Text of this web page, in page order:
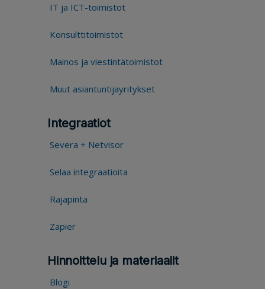
IT ja ICT-toimistot
Konsulttitoimistot
Mainos ja viestintätoimistot
Muut asiantuntijayritykset
Integraatiot
Severa + Netvisor
Selaa integraatioita
Rajapinta
Zapier
Hinnoittelu ja materiaalit
Blogi